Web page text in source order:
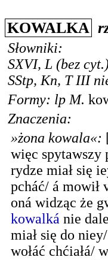
KOWALKA
Słowniki:
SXVI, L (bez
SStp, Kn, T III
Formy: lp M.
Znaczenia:
»żona kowala«:
więc spytawszy
rydze miał się
pcháć/ á mowił
oná widząc że
kowalká nie
miał się do
wołáć chćiałá/